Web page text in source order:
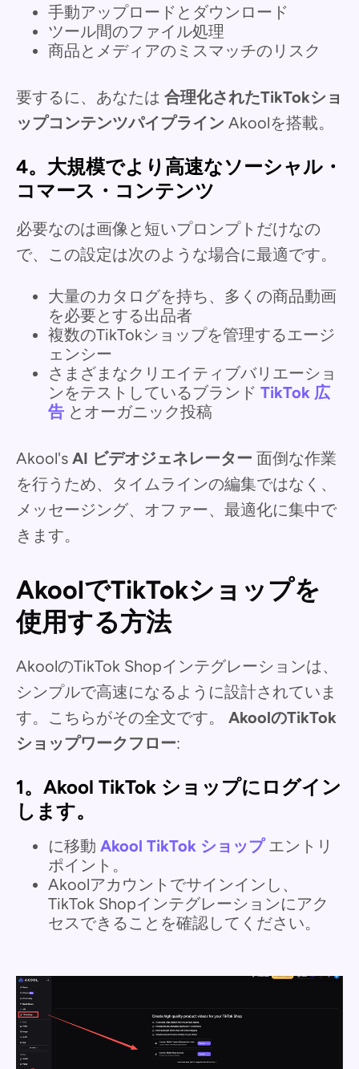
手動アップロードとダウンロード
ツール間のファイル処理
商品とメディアのミスマッチのリスク
要するに、あなたは 合理化されたTikTokショ
ップコンテンツパイプライン Akoolを搭載。
4。大規模でより高速なソーシャル・
コマース・コンテンツ
必要なのは画像と短いプロンプトだけなの
で、この設定は次のような場合に最適です。
大量のカタログを持ち、多くの商品動画
を必要とする出品者
複数のTikTokショップを管理するエージ
ェンシー
さまざまなクリエイティブバリエーショ
ンをテストしているブランド TikTok 広
告 とオーガニック投稿
Akool's AI ビデオジェネレーター 面倒な作業
を行うため、タイムラインの編集ではなく、
メッセージング、オファー、最適化に集中で
きます。
AkoolでTikTokショップを
使用する方法
AkoolのTikTok Shopインテグレーションは、
シンプルで高速になるように設計されていま
す。こちらがその全文です。 AkoolのTikTok
ショップワークフロー:
1。Akool TikTok ショップにログイン
します。
に移動 Akool TikTok ショップエントリ
ポイント。
Akoolアカウントでサインインし、
TikTok Shopインテグレーションにアク
セスできることを確認してください。